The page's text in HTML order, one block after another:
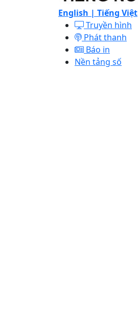
English | Tiếng Việt
Truyền hình
Phát thanh
Báo in
Nền tảng số